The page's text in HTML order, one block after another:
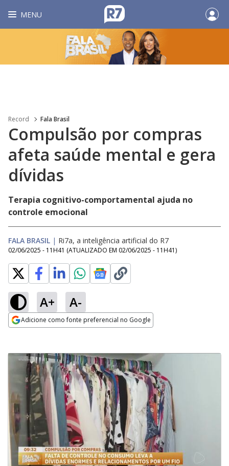
MENU
Record Fala Brasil
Compulsão por compras
afeta saúde mental e gera
dívidas
Terapia cognitivo-comportamental ajuda no
controle emocional
FALA BRASIL | Ri7a, a inteligência artificial do R7
02/06/2025 - 11H41 (ATUALIZADO EM 02/06/2025 - 11H41)
A+ A-
Adicione como fonte preferencial no Google